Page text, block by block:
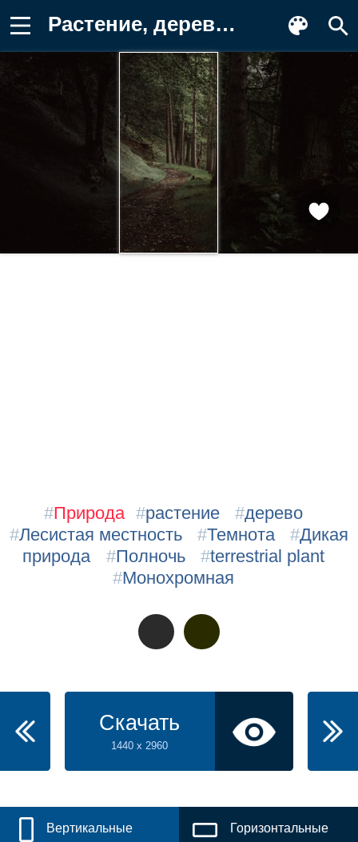
Растение, дерево, Лесистая местность Картинка
#Природа #растение #дерево
#Лесистая местность #Темнота #Дикая
природа
#Полночь #terrestrial plant
#Монохромная
Скачать
1440 x 2960
Вертикальные Горизонтальные